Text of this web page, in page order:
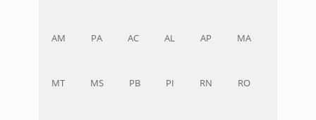
AM PA AC AL AP MA
MT MS PB PI RN RO